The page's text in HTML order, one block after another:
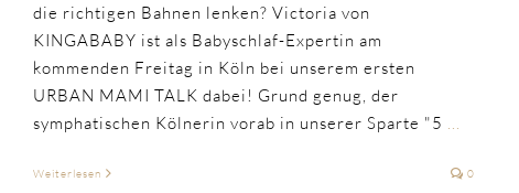
die richtigen Bahnen lenken? Victoria von
KINGABABY ist als Babyschlaf-Expertin am
kommenden Freitag in Köln bei unserem ersten
URBAN MAMI TALK dabei! Grund genug, der
symphatischen Kölnerin vorab in unserer Sparte "5
Weiterlesen 0